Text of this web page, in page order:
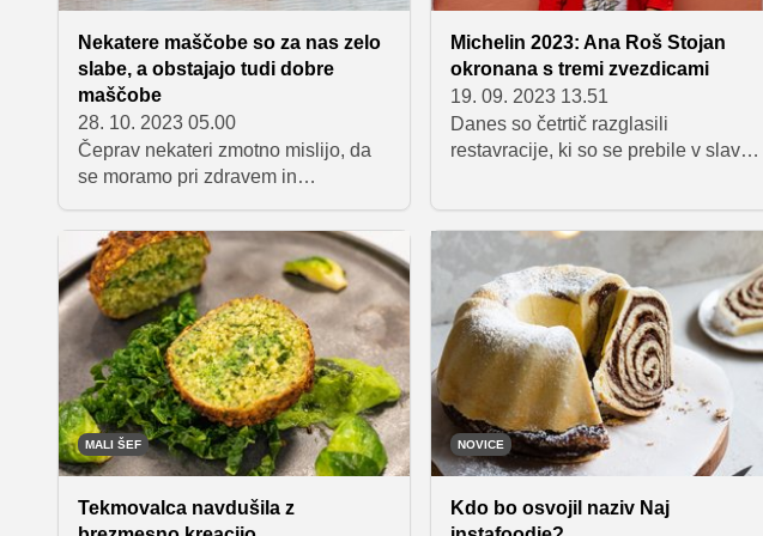
Nekatere maščobe so za nas zelo
slabe, a obstajajo tudi dobre
maščobe
28. 10. 2023 05.00
Čeprav nekateri zmotno mislijo, da
se moramo pri zdravem in
bolj izogibati uživanju maščob, to v
resnici ne drži povsem. Maščobe
nam dajejo energijo in sodijo med
makrohranila, zato predstavljajo
pomemben del naše prehrane. Je pa
zelo pomembno, da vemo, da so
nekatere maščobe za nas dobre,
obstajajo pa tudi take, ki zdravju
škodijo in pospešijo nastanek
različnih bolezni.
Michelin 2023: Ana Roš Stojan
okronana s tremi zvezdicami
19. 09. 2023 13.51
Danes so četrtič razglasili
restavracije, ki so se prebile v slavni
odslej ponaša Hiša Franko s
chefinjo Ano Roš Stojan, z dvema
restavracija Milka s chefom Davidom
Žefranom, sedem slovenskih
restavracij pa je prejelo po eno
zvezdico.
MALI ŠEF
Tekmovalca navdušila z
NOVICE
Kdo bo osvojil naziv Naj